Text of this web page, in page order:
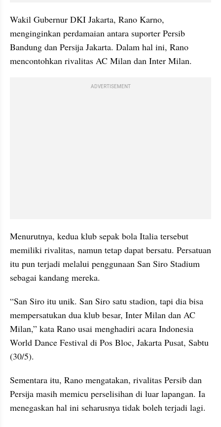
Wakil Gubernur DKI Jakarta, Rano Karno,
menginginkan perdamaian antara suporter Persib
Bandung dan Persija Jakarta. Dalam hal ini, Rano
mencontohkan rivalitas AC Milan dan Inter Milan.
ADVERTISEMENT
Menurutnya, kedua klub sepak bola Italia tersebut
memiliki rivalitas, namun tetap dapat bersatu. Persatuan
itu pun terjadi melalui penggunaan San Siro Stadium
sebagai kandang mereka.
“San Siro itu unik. San Siro satu stadion, tapi dia bisa
mempersatukan dua klub besar, Inter Milan dan AC
Milan,” kata Rano usai menghadiri acara Indonesia
World Dance Festival di Pos Bloc, Jakarta Pusat, Sabtu
(30/5).
Sementara itu, Rano mengatakan, rivalitas Persib dan
Persija masih memicu perselisihan di luar lapangan. Ia
menegaskan hal ini seharusnya tidak boleh terjadi lagi.